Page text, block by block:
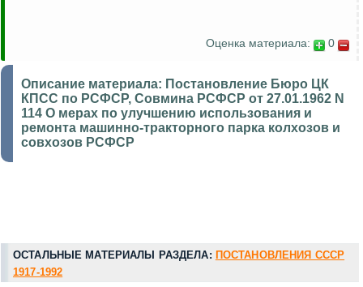
Оценка материала: 0
Описание материала: Постановление Бюро ЦК
КПСС по РСФСР, Совмина РСФСР от 27.01.1962 N
114 О мерах по улучшению использования и
ремонта машинно-тракторного парка колхозов и
совхозов РСФСР
ОСТАЛЬНЫЕ МАТЕРИАЛЫ РАЗДЕЛА: ПОСТАНОВЛЕНИЯ СССР
1917-1992